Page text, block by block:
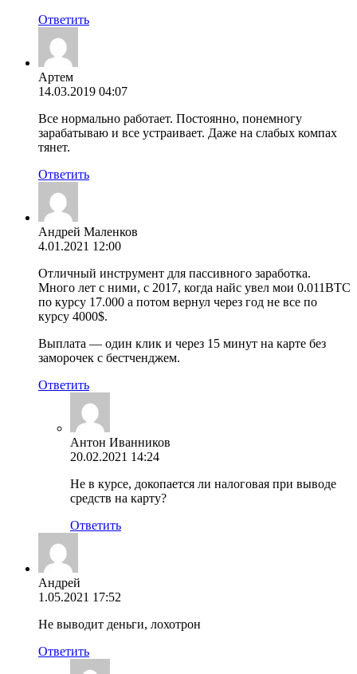
Ответить
Артем
14.03.2019 04:07
Все нормально работает. Постоянно, понемногу
зарабатываю и все устраивает. Даже на слабых компах
тянет.
Ответить
Андрей Маленков
4.01.2021 12:00
Отличный инструмент для пассивного заработка.
Много лет с ними, с 2017, когда найс увел мои 0.011BTC
по курсу 17.000 а потом вернул через год не все по
курсу 4000$.
Выплата — один клик и через 15 минут на карте без
заморочек с бестченджем.
Ответить
Антон Иванников
20.02.2021 14:24
Не в курсе, докопается ли налоговая при выводе
средств на карту?
Ответить
Андрей
1.05.2021 17:52
Не выводит деньги, лохотрон
Ответить